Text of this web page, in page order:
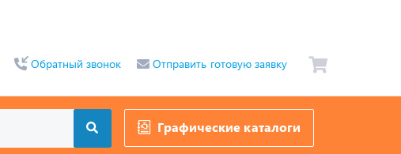
Обратный звонок Отправить готовую заявку
Графические каталоги